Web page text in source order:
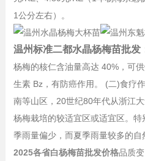
1公分左右）。
温州标准二都水晶杨梅苗批发
杨梅的核仁含油量高达 40%，可
生素 Bz，有防癌作用。 (二)食疗
南等山区，20世纪80年代从浙江
杨梅栽培的较适宜区或适宜区。
季雨量偏少，而夏季雨量较多的自
2025各省白杨梅苗批发价格品质